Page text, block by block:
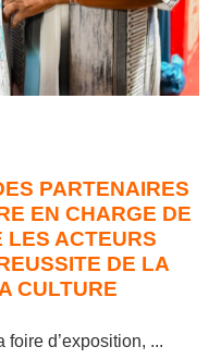
PARTENAIRES
EN CHARGE DE
LES ACTEURS
DE LA
CULTURE
d’exposition, ...